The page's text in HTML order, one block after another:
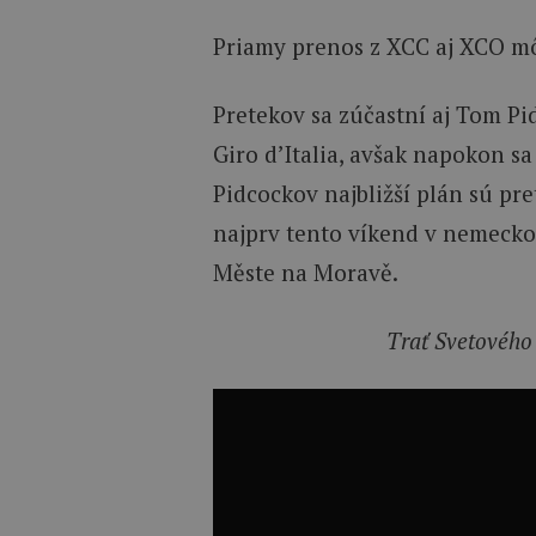
Priamy prenos z XCC aj XCO
Pretekov sa zúčastní aj Tom
Giro d’Italia, avšak napokon
Pidcockov najbližší plán sú
najprv tento víkend v
Měste na Moravě.
Trať